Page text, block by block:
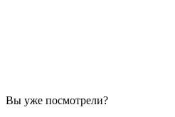
Вы уже посмотрели?